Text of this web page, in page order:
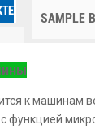
SAMPLE
к машинам
функцией